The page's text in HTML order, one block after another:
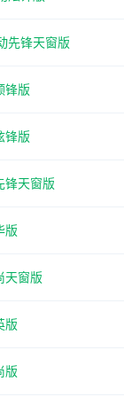
先锋天窗版
锋版
锋版
锋天窗版
版
天窗版
版
版